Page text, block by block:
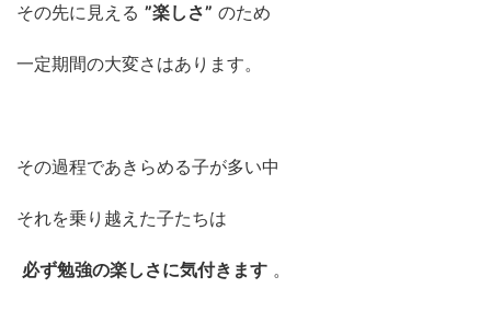
その先に見える ”楽しさ” のため
一定期間の大変さはあります。
その過程であきらめる子が多い中
それを乗り越えた子たちは
必ず勉強の楽しさに気付きます 。